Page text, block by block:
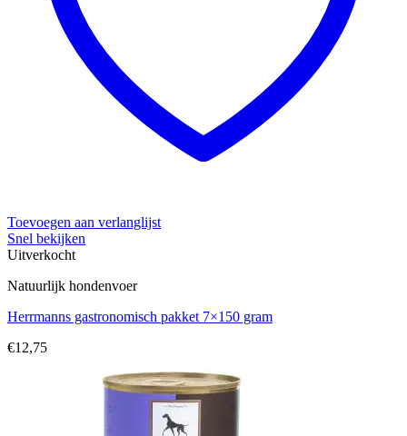
Toevoegen aan verlanglijst
Snel bekijken
Uitverkocht
Natuurlijk hondenvoer
Herrmanns gastronomisch pakket 7×150 gram
€12,75